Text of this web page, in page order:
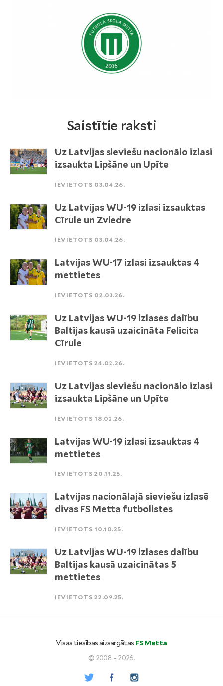
Saistītie raksti
Uz Latvijas sieviešu nacionālo izlasi
izsaukta Lipšāne un Upīte
IEVIETOTS 03.04.26.
Uz Latvijas WU-19 izlasi izsauktas
Cīrule un Zviedre
IEVIETOTS 03.04.26.
Latvijas WU-17 izlasi izsauktas 4
mettietes
IEVIETOTS 02.03.26.
Uz Latvijas WU-19 izlases dalību
Baltijas kausā uzaicināta Felicita
Cīrule
IEVIETOTS 24.02.26.
Uz Latvijas sieviešu nacionālo izlasi
izsaukta Lipšāne un Upīte
IEVIETOTS 18.02.26.
Latvijas WU-19 izlasi izsauktas 4
mettietes
IEVIETOTS 20.11.25.
Latvijas nacionālajā sieviešu izlasē
divas FS Metta futbolistes
IEVIETOTS 10.10.25.
Uz Latvijas WU-19 izlases dalību
Baltijas kausā uzaicinātas 5
mettietes
IEVIETOTS 22.09.25.
Visas tiesības aizsargātas FS Metta
© 2008. - 2026.